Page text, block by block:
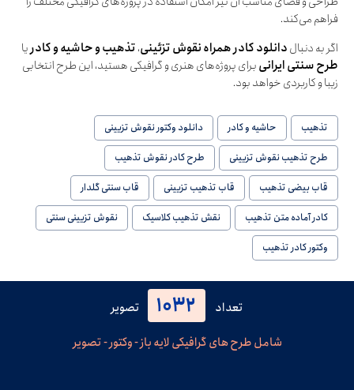
فراهم می‌کند.
اگر به دنبالدانلود کادر همراه نقوش تزئینی،تذهیب و حاشیه و کادر یا
طرح سنتی ایرانیبرای پروژه‌های هنری و گرافیکی هستید، این طرح انتخابی
زیبا و کاربردی خواهد بود.
تذهیب حاشیه و کادر
دانلود وکتور نقوش تزیینی
طرح تذهیب نقوش تزیینی
طرح کادر نقوش تذهیب
قاب بیضی تذهیب
قاب تذهیب تزیینی
قاب سنتی گلدار
کادر آماده متن تذهیب
نقش تذهیب کلاسیک
نقوش تزیینی سنتی
وکتور کادر تذهیب
تعداد 1032
تصویر
شامل طرح های گرافیکی لایه باز - وکتور - تصویر